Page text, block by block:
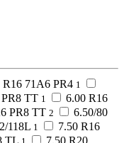
R16 71A6 PR4 1
TT 1
6.00 R16
PR8 TT 2
6.50/80
118L 1
7.50 R16
TL
7.50 R20